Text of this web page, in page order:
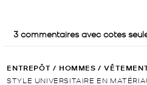
ENTREPÔT / HOMMES /
STYLE UNIVERSITAIRE EN